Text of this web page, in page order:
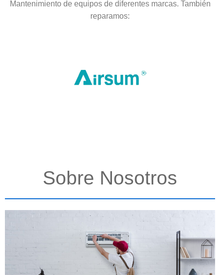
Mantenimiento de equipos de diferentes marcas. También
reparamos:
Sobre Nosotros